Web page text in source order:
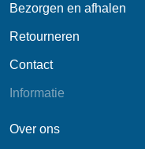
Bezorgen en afhalen
Retourneren
Contact
Informatie
Over ons